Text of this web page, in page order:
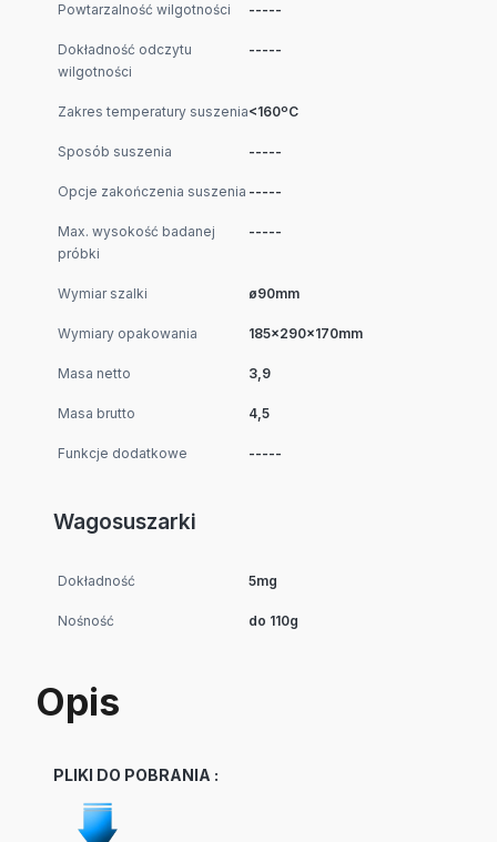
Powtarzalność wilgotności -----
Dokładność odczytu
wilgotności
-----
Zakres temperatury suszenia<160ºC
Sposób suszenia -----
Opcje zakończenia suszenia -----
Max. wysokość badanej
próbki
-----
Wymiar szalki ø90mm
Wymiary opakowania 185x290x170mm
Masa netto 3,9
Masa brutto 4,5
Funkcje dodatkowe -----
Wagosuszarki
Dokładność 5mg
Nośność do 110g
Opis
PLIKI DO POBRANIA :